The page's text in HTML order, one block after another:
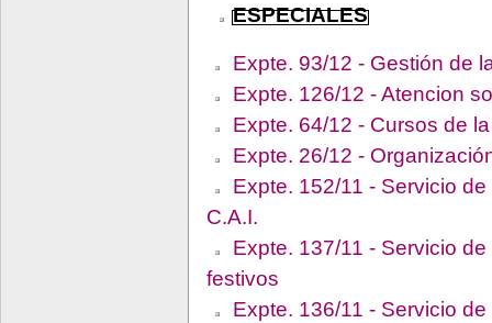
ESPECIALES
Expte. 93/12 - Gestión de
Expte. 126/12 - Atencion
Expte. 64/12 - Cursos de
Expte. 26/12 -
Expte. 152/11 - Servicio
C.A.I.
Expte. 137/11 - Servicio
festivos
Expte. 136/11 - Servicio